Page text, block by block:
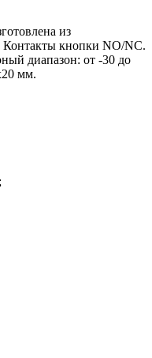
из
кнопки NO/NC.
диапазон: от -30 до
мм.